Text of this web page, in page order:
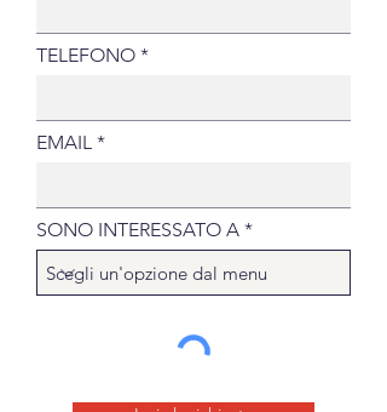
TELEFONO
EMAIL
SONO INTERESSATO A